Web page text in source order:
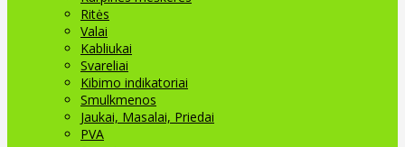
Ritės
Valai
Kabliukai
Svareliai
Kibimo indikatoriai
Smulkmenos
Jaukai, Masalai, Priedai
PVA